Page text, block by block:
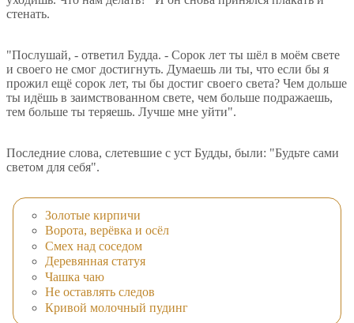
стенать.
"Послушай, - ответил Будда. - Сорок лет ты шёл в моём свете
и своего не смог достигнуть. Думаешь ли ты, что если бы я
прожил ещё сорок лет, ты бы достиг своего света? Чем дольше
ты идёшь в заимствованном свете, чем больше подражаешь,
тем больше ты теряешь. Лучше мне уйти".
Последние слова, слетевшие с уст Будды, были: "Будьте сами
светом для себя".
Золотые кирпичи
Ворота, верёвка и осёл
Смех над соседом
Деревянная статуя
Чашка чаю
Не оставлять следов
Кривой молочный пудинг